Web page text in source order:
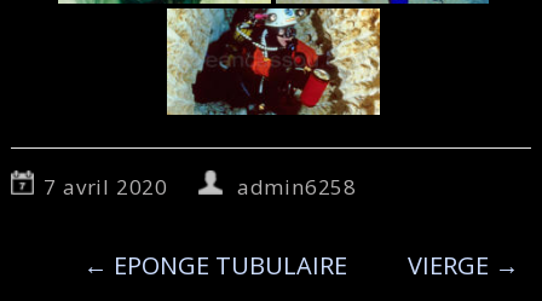
7 avril 2020 admin6258
← EPONGE TUBULAIRE VIERGE →